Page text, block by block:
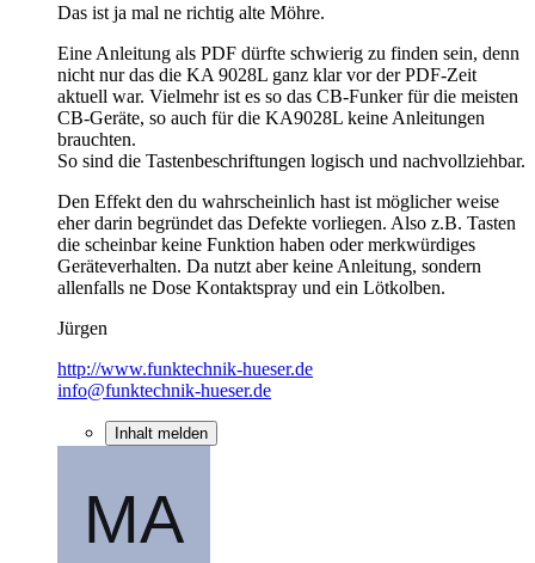
Das ist ja mal ne richtig alte Möhre.
Eine Anleitung als PDF dürfte schwierig zu finden sein, denn
nicht nur das die KA 9028L ganz klar vor der PDF-Zeit
aktuell war. Vielmehr ist es so das CB-Funker für die meisten
CB-Geräte, so auch für die KA9028L keine Anleitungen
brauchten.
So sind die Tastenbeschriftungen logisch und nachvollziehbar.
Den Effekt den du wahrscheinlich hast ist möglicher weise
eher darin begründet das Defekte vorliegen. Also z.B. Tasten
die scheinbar keine Funktion haben oder merkwürdiges
Geräteverhalten. Da nutzt aber keine Anleitung, sondern
allenfalls ne Dose Kontaktspray und ein Lötkolben.
Jürgen
http://www.funktechnik-hueser.de
info@funktechnik-hueser.de
Inhalt melden